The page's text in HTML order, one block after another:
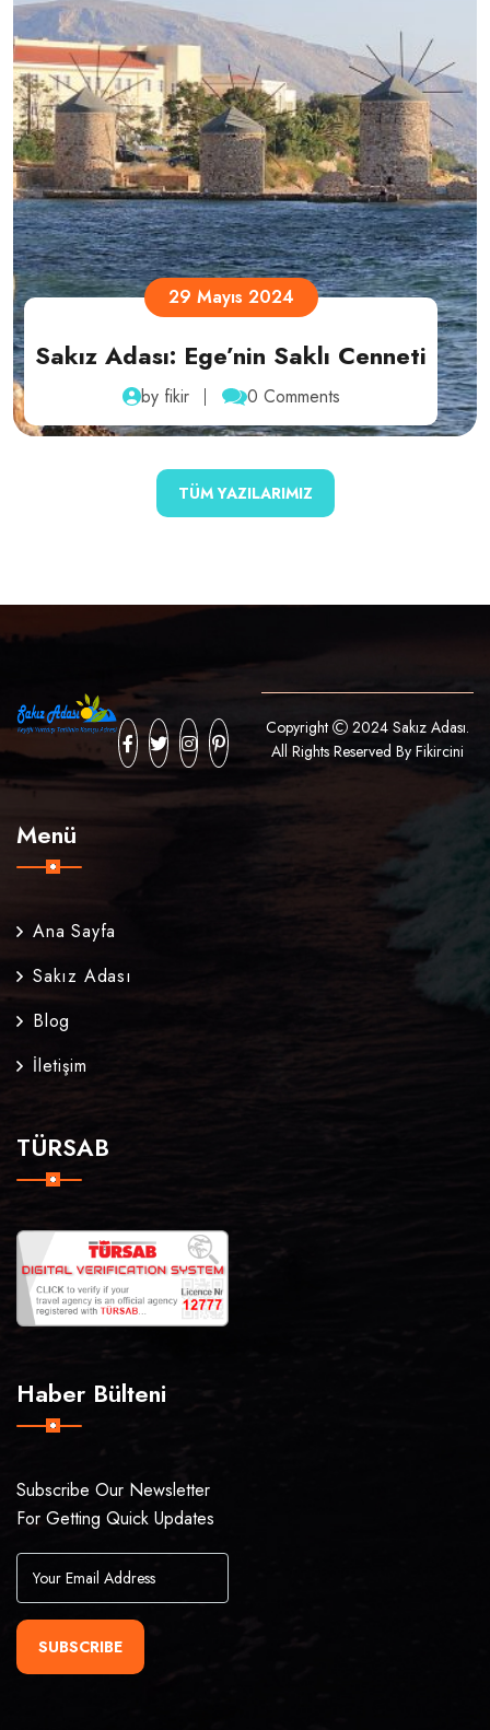
1 Mayıs 2024
Kapıda Vize Uygulaması
by fikir 0 Comments
TÜM YAZILARIMIZ
Menü
Ana Sayfa
Sakız Adası
Blog
İletişim
TÜRSAB
Haber Bülteni
Subscribe Our Newsletter
For Getting Quick Updates
SUBSCRIBE
Copyright
2024 Sakız Adası.
All Rights Reserved By Fikircini